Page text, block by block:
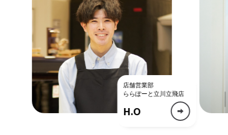
店舗営業部
ららぽーと立川立飛店
H.O